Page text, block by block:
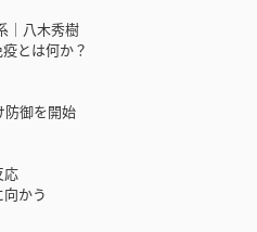
｜八木秀樹
とは何か？
御を開始
応
かう